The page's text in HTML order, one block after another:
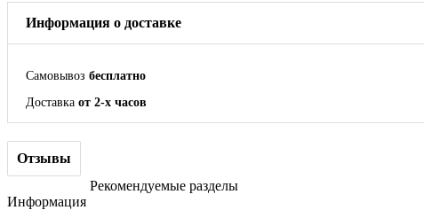
Информация о доставке
Самовывоз бесплатно
Доставка от 2-х часов
Отзывы
Рекомендуемые разделы
Информация